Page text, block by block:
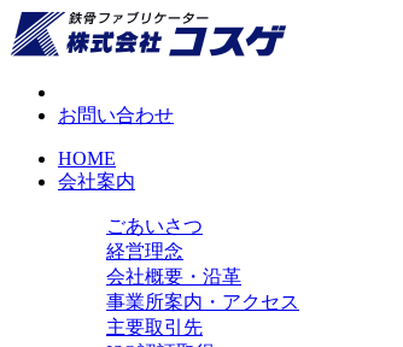
お問い合わせ
HOME
会社案内
ごあいさつ
経営理念
会社概要・沿革
事業所案内・アクセス
主要取引先